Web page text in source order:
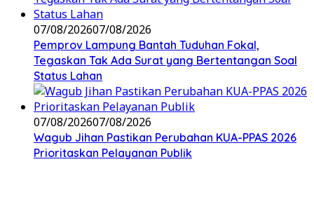
07/08/202607/08/2026
Pemprov Lampung Bantah Tuduhan Fokal,
Tegaskan Tak Ada Surat yang Bertentangan Soal
Status Lahan
07/08/202607/08/2026
Wagub Jihan Pastikan Perubahan KUA-PPAS 2026
Prioritaskan Pelayanan Publik